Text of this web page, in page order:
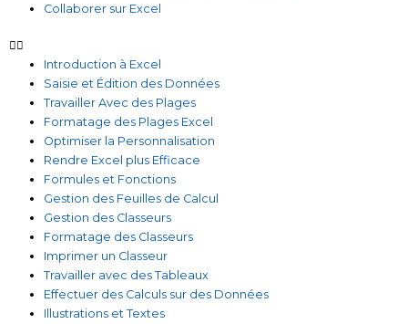
Collaborer sur Excel
Introduction à Excel
Saisie et Édition des Données
Travailler Avec des Plages
Formatage des Plages Excel
Optimiser la Personnalisation
Rendre Excel plus Efficace
Formules et Fonctions
Gestion des Feuilles de Calcul
Gestion des Classeurs
Formatage des Classeurs
Imprimer un Classeur
Travailler avec des Tableaux
Effectuer des Calculs sur des Données
Illustrations et Textes